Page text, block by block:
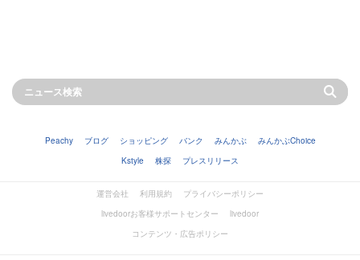
Peachy ブログ ショッピング バンク みんかぶ
みんかぶChoice
Kstyle
株探 プレスリリース
運営会社 利用規約
プライバシーポリシー
livedoorお客様サポートセンター
livedoor
コンテンツ・広告ポリシー